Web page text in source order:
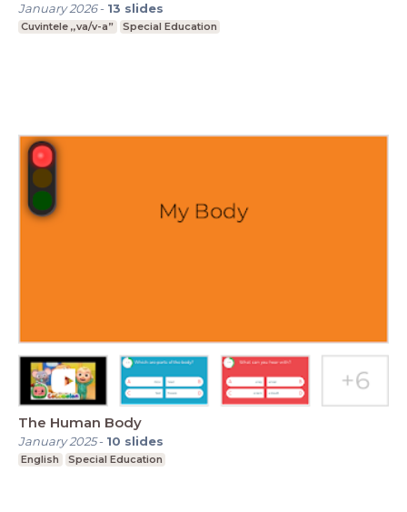
January 2026- 13 slides
Cuvintele ,,va/v-a” Special Education
The Human Body
January 2025- 10 slides
English Special Education